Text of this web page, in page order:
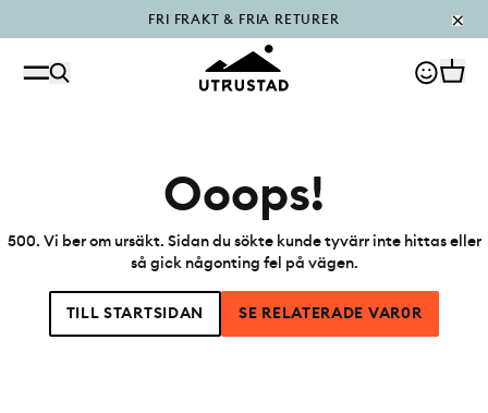
FRI FRAKT & FRIA RETURER
PÅFYLLT I OUTLET
Ooops!
500. Vi ber om ursäkt. Sidan du sökte kunde tyvärr inte hittas eller
så gick någonting fel på vägen.
TILL STARTSIDAN SE RELATERADE VAR0R